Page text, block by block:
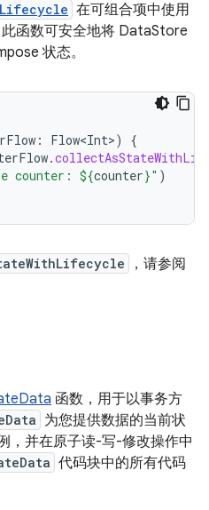
在可组合项中使用
此函数可安全地将 DataStore
状态。
: Flow<Int>)
{
.
counter: ${counter}" )
，请参阅
函数，用于以事务方
为您提供数据的当前状
，并在原子读-写-修改操作中
代码块中的所有代码